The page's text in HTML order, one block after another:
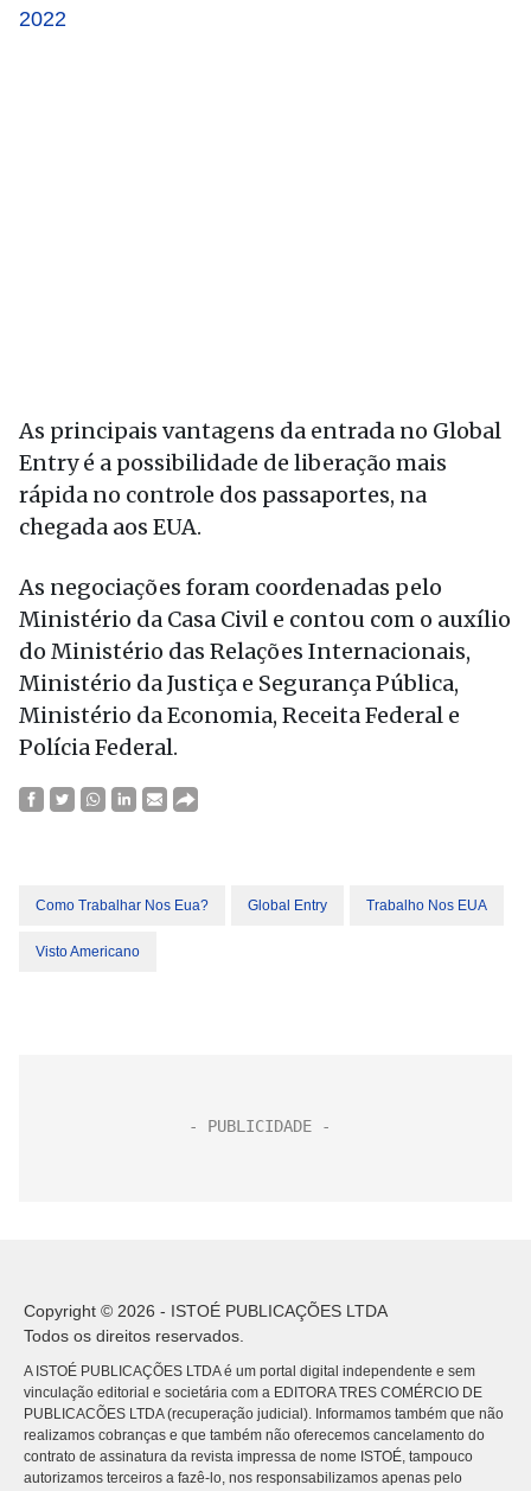
2022
As principais vantagens da entrada no Global
Entry é a possibilidade de liberação mais
rápida no controle dos passaportes, na
chegada aos EUA.
As negociações foram coordenadas pelo
Ministério da Casa Civil e contou com o auxílio
do Ministério das Relações Internacionais,
Ministério da Justiça e Segurança Pública,
Ministério da Economia, Receita Federal e
Polícia Federal.
Como Trabalhar Nos Eua? Global Entry Trabalho Nos EUA
Visto Americano
Copyright © 2026 - ISTOÉ PUBLICAÇÕES LTDA
Todos os direitos reservados.
A ISTOÉ PUBLICAÇÕES LTDA é um portal digital independente e sem
vinculação editorial e societária com a EDITORA TRES COMÉRCIO DE
PUBLICACÕES LTDA (recuperação judicial). Informamos também que não
realizamos cobranças e que também não oferecemos cancelamento do
contrato de assinatura da revista impressa de nome ISTOÉ, tampouco
autorizamos terceiros a fazê-lo, nos responsabilizamos apenas pelo